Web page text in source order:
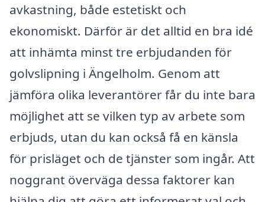
avkastning, både estetiskt och
ekonomiskt. Därför är det alltid en bra idé
att inhämta minst tre erbjudanden för
golvslipning i Ängelholm. Genom att
jämföra olika leverantörer får du inte bara
möjlighet att se vilken typ av arbete som
erbjuds, utan du kan också få en känsla
för prisläget och de tjänster som ingår. Att
noggrant överväga dessa faktorer kan